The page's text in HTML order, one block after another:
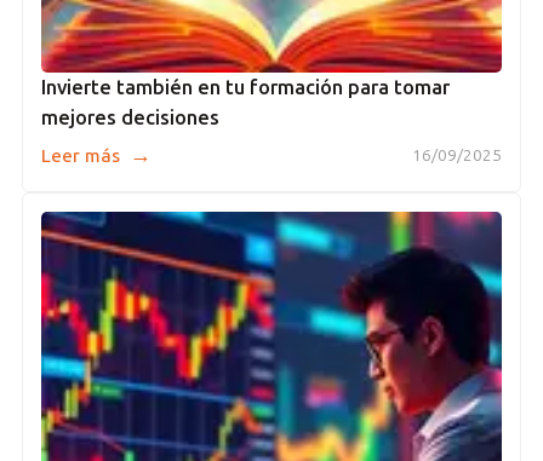
Invierte también en tu formación para tomar
mejores decisiones
16/09/2025
Leer más →